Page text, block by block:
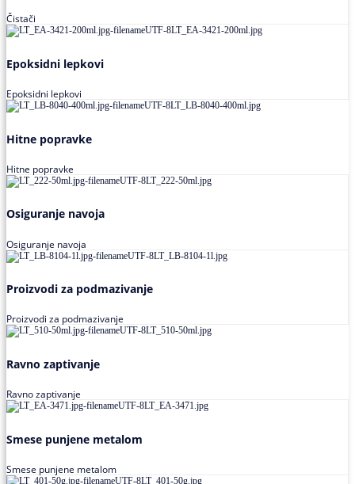
Čistači
Epoksidni lepkovi
Epoksidni lepkovi
Hitne popravke
Hitne popravke
Osiguranje navoja
Osiguranje navoja
Proizvodi za podmazivanje
Proizvodi za podmazivanje
Ravno zaptivanje
Ravno zaptivanje
Smese punjene metalom
Smese punjene metalom